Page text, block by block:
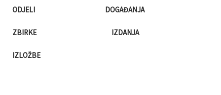
ODJELI
ZBIRKE
IZLOŽBE
DOGAĐANJA
IZDANJA